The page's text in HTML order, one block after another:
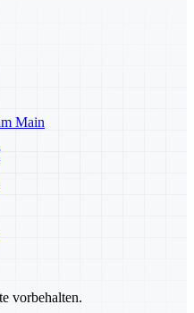
Main
vorbehalten.